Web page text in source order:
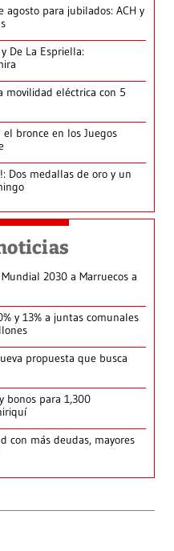
agosto para jubilados: ACH y
De La Espriella:
movilidad eléctrica con 5
bronce en los Juegos
Dos medallas de oro y un
2030 a Marruecos a
y 13% a juntas comunales
propuesta que busca
bonos para 1,300
con más deudas, mayores